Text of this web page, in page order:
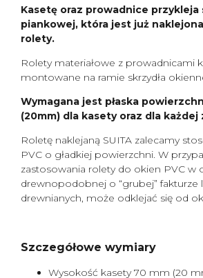
Kasetę oraz prowadnice przykleja
piankowej, która jest już
rolety.
Rolety materiałowe z prowadnicami
montowane na ramie skrzydła
Wymagana jest płaska
(20mm) dla kasety oraz dla
Roletę naklejaną SUITA zalecamy
PVC o gładkiej powierzchni. W
zastosowania rolety do okien PVC w
drewnopodobnej o “grubej” fakturze
drewnianych, może odklejać się od
Szczegółowe wymiary
Wysokość kasety 70 mm (20